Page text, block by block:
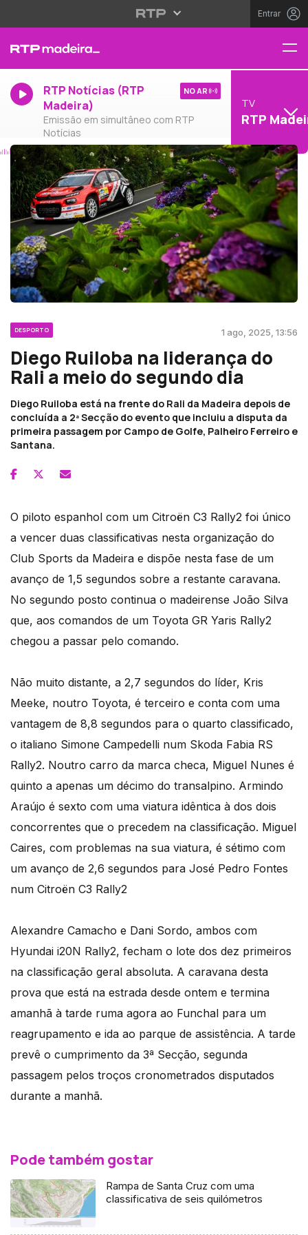
Entrar
RTP Notícias (RTP
Madeira)
Emissão em simultâneo com RTP
Notícias
NO AR
TV
RTP
DESPORTO 1 ago, 2025, 13:56
Diego Ruiloba na liderança do
Rali a meio do segundo dia
Diego Ruiloba está na frente do Rali da Madeira depois de
concluída a 2ª Secção do evento que incluiu a disputa da
primeira passagem por Campo de Golfe, Palheiro Ferreiro e
Santana.
O piloto espanhol com um Citroën C3 Rally2 foi único
a vencer duas classificativas nesta organização do
Club Sports da Madeira e dispõe nesta fase de um
avanço de 1,5 segundos sobre a restante caravana.
No segundo posto continua o madeirense João Silva
que, aos comandos de um Toyota GR Yaris Rally2
chegou a passar pelo comando.
Não muito distante, a 2,7 segundos do líder, Kris
Meeke, noutro Toyota, é terceiro e conta com uma
vantagem de 8,8 segundos para o quarto classificado,
o italiano Simone Campedelli num Skoda Fabia RS
Rally2. Noutro carro da marca checa, Miguel Nunes é
quinto a apenas um décimo do transalpino. Armindo
Araújo é sexto com uma viatura idêntica à dos dois
concorrentes que o precedem na classificação. Miguel
Caires, com problemas na sua viatura, é sétimo com
um avanço de 2,6 segundos para José Pedro Fontes
num Citroën C3 Rally2
Alexandre Camacho e Dani Sordo, ambos com
Hyundai i20N Rally2, fecham o lote dos dez primeiros
na classificação geral absoluta. A caravana desta
prova que está na estrada desde ontem e termina
amanhã à tarde ruma agora ao Funchal para um
reagrupamento e ida ao parque de assistência. A tarde
prevê o cumprimento da 3ª Secção, segunda
passagem pelos troços cronometrados disputados
durante a manhã.
Pode também gostar
Rampa de Santa Cruz com uma
classificativa de seis quilómetros